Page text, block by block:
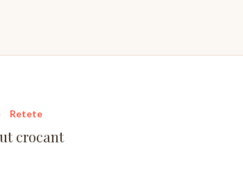
Retete
crocant